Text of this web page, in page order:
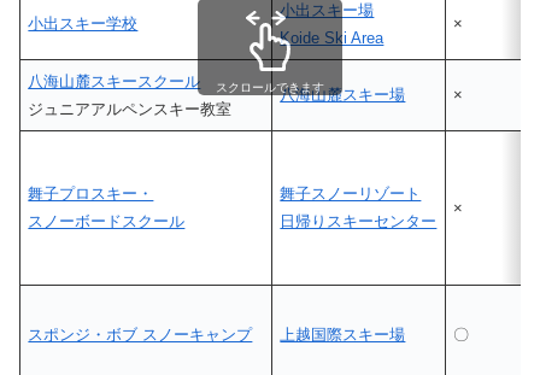
小出スキー学校
小出スキー場
Koide Ski Area
×
八海山麓スキースクール
ジュニアアルペンスキー教室
八海山麓スキー場 ×
舞子プロスキー・
スノーボードスクール
舞子スノーリゾート
日帰りスキーセンター
×
スポンジ・ボブ スノーキャンプ 上越国際スキー場 〇
スクロールできます